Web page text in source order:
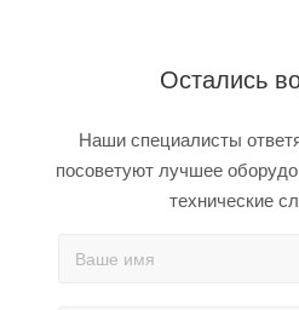
Остались
Наши специалисты
посоветуют лучшее
технические